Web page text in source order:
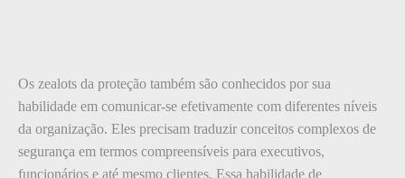
Os zealots da proteção também são conhecidos por sua
habilidade em comunicar-se efetivamente com diferentes níveis
da organização. Eles precisam traduzir conceitos complexos de
segurança em termos compreensíveis para executivos,
funcionários e até mesmo clientes. Essa habilidade de